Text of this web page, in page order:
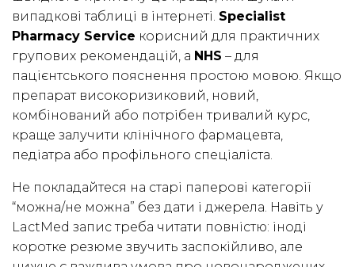
випадкові таблиці в інтернеті. Specialist
Pharmacy Service корисний для практичних
групових рекомендацій, а NHS – для
пацієнтського пояснення простою мовою. Якщо
препарат високоризиковий, новий,
комбінований або потрібен тривалий курс,
краще залучити клінічного фармацевта,
педіатра або профільного спеціаліста.
Не покладайтеся на старі паперові категорії
“можна/не можна” без дати і джерела. Навіть у
LactMed запис треба читати повністю: іноді
коротке резюме звучить заспокійливо, але